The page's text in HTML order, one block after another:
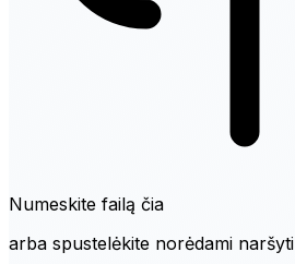
Numeskite failą čia
arba spustelėkite norėdami naršyti